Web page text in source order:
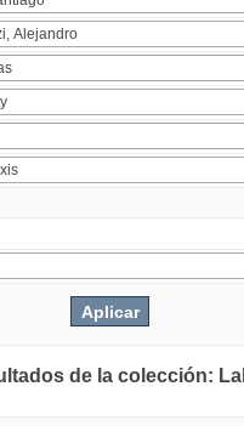
de la colección: